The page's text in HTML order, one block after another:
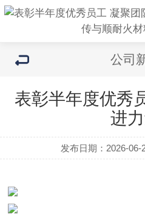
公司
表彰半年度优秀
进
发布日期：2026-06-